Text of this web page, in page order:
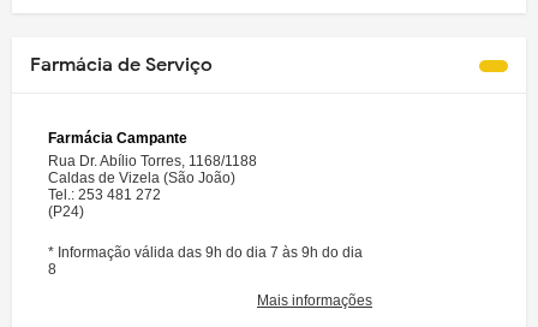
Farmácia de Serviço